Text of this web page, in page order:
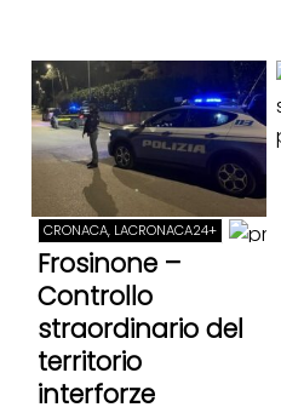
CRONACA, LACRONACA24+
Frosinone –
Controllo
straordinario del
territorio
interforze